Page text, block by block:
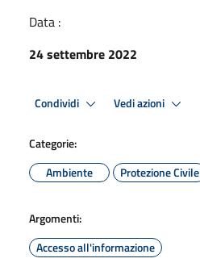
Data :
24 settembre 2022
Condividi Vedi azioni
Categorie:
Ambiente
Protezione Civile
Argomenti:
Accesso all'informazione